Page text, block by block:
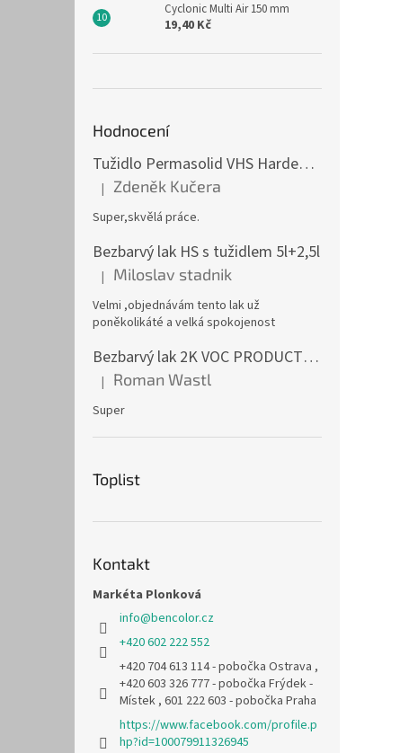
Cyclonic Multi Air 150 mm
19,40 Kč
Hodnocení
Tužidlo Permasolid VHS Hardener Medium 1l střední
Hodnocení produktu je 5 z 5 hvězdiček.
| Zdeněk Kučera
Super,skvělá práce.
Bezbarvý lak HS s tužidlem 5l+2,5l
Hodnocení produktu je 5 z 5 hvězdiček.
| Miloslav stadnik
Velmi ,objednávám tento lak už
poněkolikáté a velká spokojenost
Bezbarvý lak 2K VOC PRODUCTIVE CLEAR 1l
Hodnocení produktu je 5 z 5 hvězdiček.
| Roman Wastl
Super
Toplist
Kontakt
Markéta Plonková
info@bencolor.cz
+420 602 222 552
+420 704 613 114 - pobočka Ostrava ,
+420 603 326 777 - pobočka Frýdek -
Místek , 601 222 603 - pobočka Praha
https://www.facebook.com/profile.p
hp?id=100079911326945